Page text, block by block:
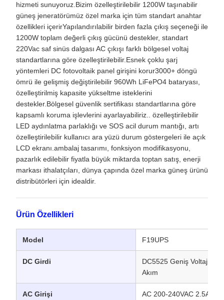
hizmeti sunuyoruz.Bizim özelleştirilebilir 1200W taşınabilir
güneş jeneratörümüz özel marka için tüm standart anahtar
özellikleri içerirYapılandırılabilir birden fazla çıkış seçeneği ile
1200W toplam değerli çıkış gücünü destekler, standart
220Vac saf sinüs dalgası AC çıkışı farklı bölgesel voltaj
standartlarına göre özelleştirilebilir.Esnek çoklu şarj
yöntemleri DC fotovoltaik panel girişini korur3000+ döngü
ömrü ile gelişmiş değiştirilebilir 960Wh LiFePO4 bataryası,
özelleştirilmiş kapasite yükseltme isteklerini
destekler.Bölgesel güvenlik sertifikası standartlarına göre
kapsamlı koruma işlevlerini ayarlayabiliriz.. özelleştirilebilir
LED aydınlatma parlaklığı ve SOS acil durum mantığı, artı
özelleştirilebilir kullanıcı ara yüzü durum göstergeleri ile açık
LCD ekranı.ambalaj tasarımı, fonksiyon modifikasyonu,
pazarlık edilebilir fiyatla büyük miktarda toptan satış, enerji
markası ithalatçıları, dünya çapında özel marka güneş ürünü
distribütörleri için idealdir.
Ürün Özellikleri
Model F19UPS
DC Girdi
DC5525 Geniş Voltaj 12-
Akım
AC Girişi AC 200-240VAC 2.5A